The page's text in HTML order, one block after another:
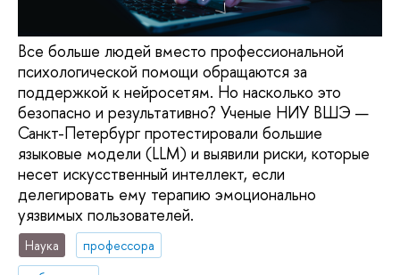
Все больше людей вместо профессиональной
психологической помощи обращаются за
поддержкой к нейросетям. Но насколько это
безопасно и результативно? Ученые НИУ ВШЭ —
Санкт-Петербург протестировали большие
языковые модели (LLM) и выявили риски, которые
несет искусственный интеллект, если
делегировать ему терапию эмоционально
уязвимых пользователей.
Наука
профессора